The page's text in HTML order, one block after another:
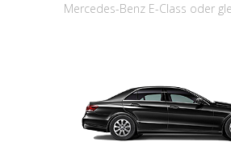
Mercedes-Benz E-Class oder